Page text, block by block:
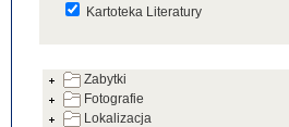
Kartoteka Literatury
Kartoteka Warsztatów
Kartoteka Zabytków
Zabytki
Fotografie
Lokalizacja